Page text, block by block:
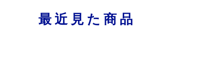
最近見た商品